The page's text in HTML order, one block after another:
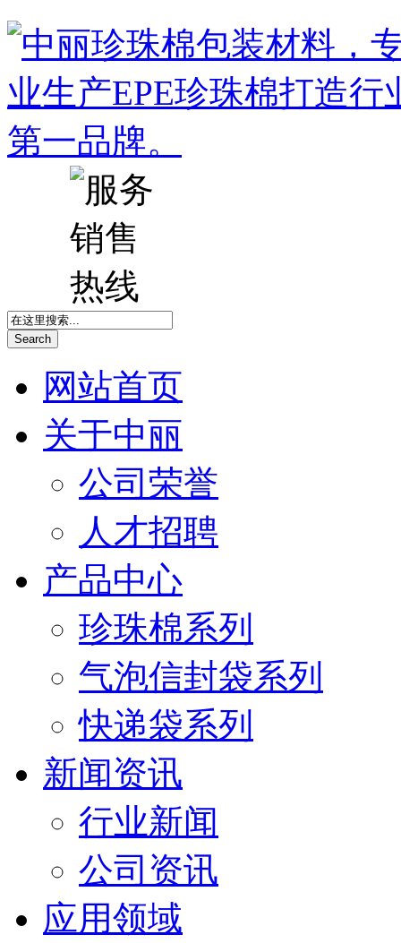
Search
网站首页
关于中丽
公司荣誉
人才招聘
产品中心
珍珠棉系列
气泡信封袋系列
快递袋系列
新闻资讯
行业新闻
公司资讯
应用领域